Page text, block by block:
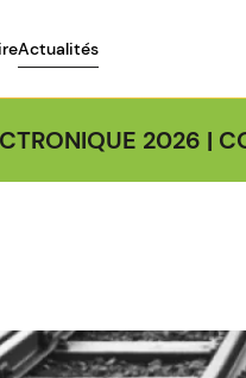
Actualités
2026 |